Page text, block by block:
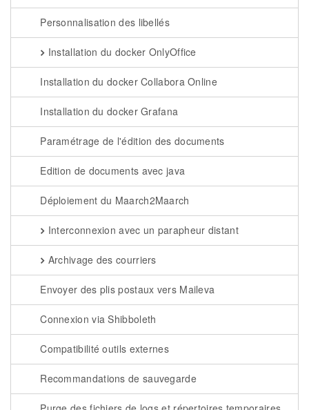
Personnalisation des libellés
Installation du docker OnlyOffice
Installation du docker Collabora Online
Installation du docker Grafana
Paramétrage de l'édition des documents
Edition de documents avec java
Déploiement du Maarch2Maarch
Interconnexion avec un parapheur distant
Archivage des courriers
Envoyer des plis postaux vers Maileva
Connexion via Shibboleth
Compatibilité outils externes
Recommandations de sauvegarde